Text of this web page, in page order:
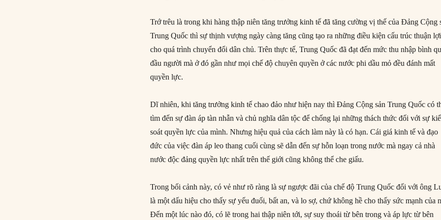
Trớ trêu là trong khi hàng thập niên tăng trưởng kinh tế đã tăng cường vị thế của Đảng Cộng
Trung Quốc thì sự thịnh vượng ngày càng tăng cũng tạo ra những điều kiện cấu trúc thuận lợi
cho quá trình chuyển đổi dân chủ. Trên thực tế, Trung Quốc đã đạt đến mức thu nhập bình
đầu người mà ở đó gần như mọi chế độ chuyên quyền ở các nước phi dầu mỏ đều đánh mất
quyền lực.
Dĩ nhiên, khi tăng trưởng kinh tế chao đảo như hiện nay thì Đảng Cộng sản Trung Quốc có
tìm đến sự đàn áp tàn nhẫn và chủ nghĩa dân tộc để chống lại những thách thức đối với sự
soát quyền lực của mình. Nhưng hiệu quả của cách làm này là có hạn. Cái giá kinh tế và đạo
đức của việc đàn áp leo thang cuối cùng sẽ dẫn đến sự hỗn loạn trong nước mà ngay cả nhà
nước độc đảng quyền lực nhất trên thế giới cũng không thể che giấu.
Trong bối cảnh này, có vẻ như rõ ràng là sự ngược đãi của chế độ Trung Quốc đối với ông
là một dấu hiệu cho thấy sự yếu đuối, bất an, và lo sợ, chứ không hề cho thấy sức mạnh của
Đến một lúc nào đó, có lẽ trong hai thập niên tới, sự suy thoái từ bên trong và áp lực từ bên